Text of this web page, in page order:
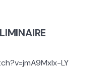
LY